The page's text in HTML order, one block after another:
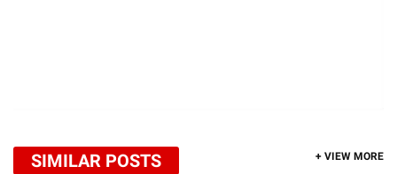
SIMILAR POSTS + VIEW MORE